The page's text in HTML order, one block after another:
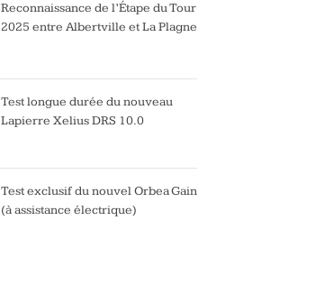
Reconnaissance de l’Étape du Tour
2025 entre Albertville et La Plagne
Test longue durée du nouveau
Lapierre Xelius DRS 10.0
Test exclusif du nouvel Orbea Gain
(à assistance électrique)